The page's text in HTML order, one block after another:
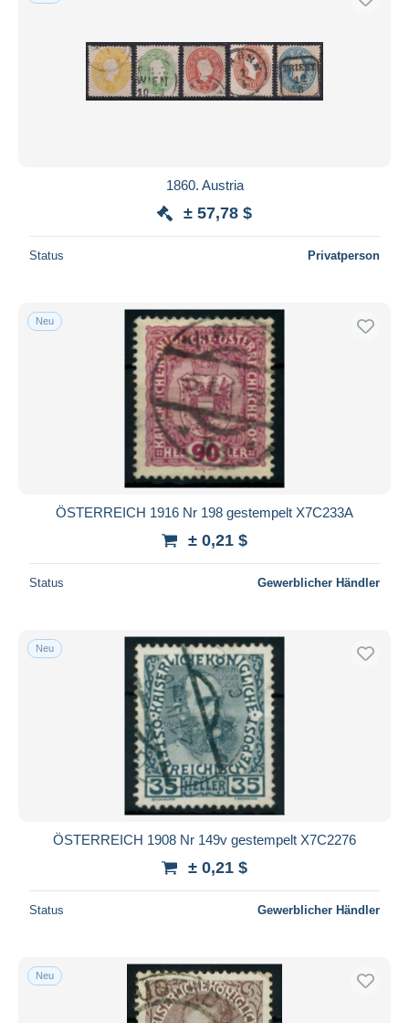
1860. Austria
± 57,78 $
Status Privatperson
Neu
ÖSTERREICH 1916 Nr 198 gestempelt X7C233A
± 0,21 $
Status Gewerblicher Händler
Neu
ÖSTERREICH 1908 Nr 149v gestempelt X7C2276
± 0,21 $
Status Gewerblicher Händler
Neu